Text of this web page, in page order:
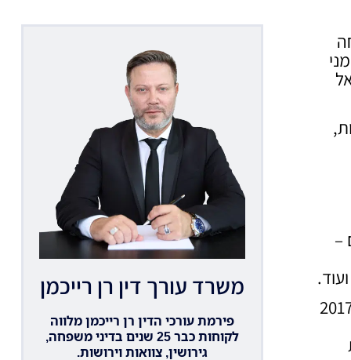
–
הייתה משותפת, בתי המשפט קבעו כי האב חייב במלוא המזונות. אולם בשנת 2017
משרד עורך דין רן רייכמן
פירמת עורכי הדין רן רייכמן מלווה
לקוחות כבר 25 שנים בדיני משפחה,
גירושין, צוואות וירושות.